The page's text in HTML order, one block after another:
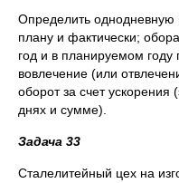
Определить однодневную
плану и фактически;
год и в планируемом году
вовлечение (или
оборот за счет
днях и сумме).
Задача 33
Сталелитейный цех на